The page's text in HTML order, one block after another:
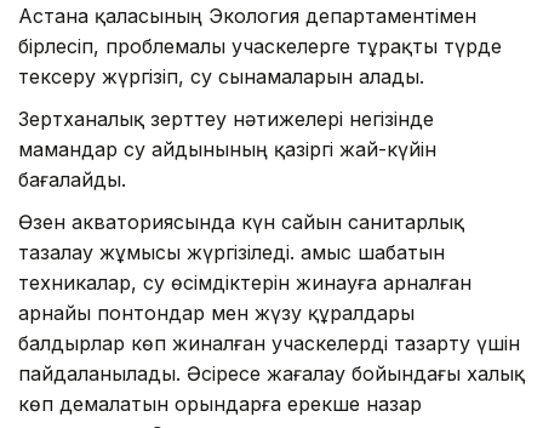
Астана қаласының Экология департаментімен
бірлесіп, проблемалы учаскелерге тұрақты түрде
тексеру жүргізіп, су сынамаларын алады.
Зертханалық зерттеу нәтижелері негізінде
мамандар су айдынының қазіргі жай-күйін
бағалайды.
Өзен акваториясында күн сайын санитарлық
тазалау жұмысы жүргізіледі. Қамыс шабатын
техникалар, су өсімдіктерін жинауға арналған
арнайы понтондар мен жүзу құралдары
балдырлар көп жиналған учаскелерді тазарту үшін
пайдаланылады. Әсіресе жағалау бойындағы халық
көп демалатын орындарға ерекше назар